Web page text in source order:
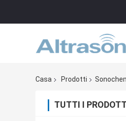
Casa Prodotti
TUTTI I